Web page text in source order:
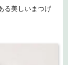
る美しいまつげ